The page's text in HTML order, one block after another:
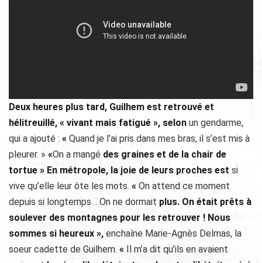
Deux heures plus tard, Guilhem est retrouvé et
hélitreuillé,« vivant mais fatigué », selon un gendarme,
qui a ajouté : « Quand je l’ai pris dans mes bras, il s’est mis à
pleurer. » «On a mangé des graines et de la chair de
tortue » En métropole, la joie de leurs proches est si
vive qu’elle leur ôte les mots. « On attend ce moment
depuis si longtemps… On ne dormait plus. On était prêts à
soulever des montagnes pour les retrouver ! Nous
sommes si heureux », enchaîne Marie-Agnès Delmas, la
soeur cadette de Guilhem. « Il m’a dit qu’ils en avaient